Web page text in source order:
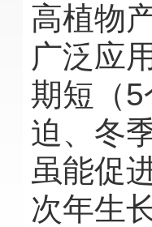
高植物
广泛应
期短（
迫、冬
虽能促
次年生